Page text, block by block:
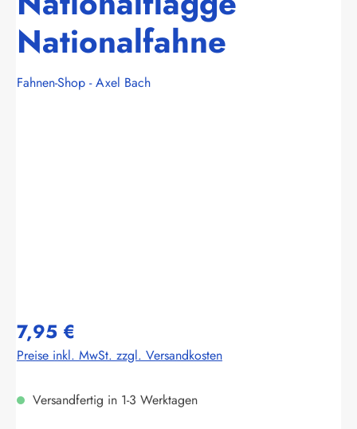
Nationalfahne
Fahnen-Shop - Axel Bach
7,95 €
Preise inkl. MwSt. zzgl. Versandkosten
Versandfertig in 1-3 Werktagen